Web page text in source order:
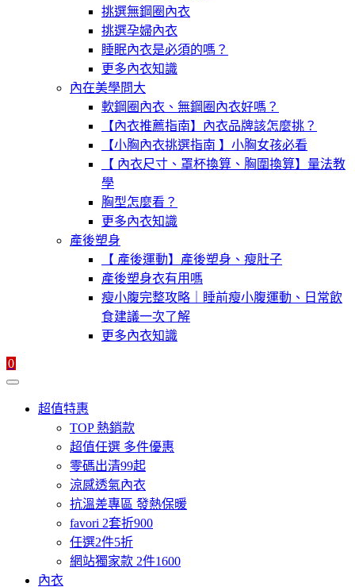
挑選無鋼圈內衣
挑選孕婦內衣
睡眠內衣是必須的嗎？
更多內衣知識
內在美學問大
軟鋼圈內衣、無鋼圈內衣好嗎？
【內衣推薦指南】內衣品牌該怎麼挑？
【小胸內衣挑選指南 】小胸女孩必看
【 內衣尺寸、罩杯換算、胸圍換算】量法教
學
胸型怎麼看？
更多內衣知識
產後塑身
【 產後運動】產後塑身、瘦肚子
產後塑身衣有用嗎
瘦小腹完整攻略｜睡前瘦小腹運動、日常飲
食建議一次了解
更多內衣知識
0
超值特惠
TOP 熱銷款
超值任選 多件優惠
零碼出清99起
涼感透氣內衣
抗溫差專區 發熱保暖
favori 2套折900
任選2件5折
網站獨家款 2件1600
內衣